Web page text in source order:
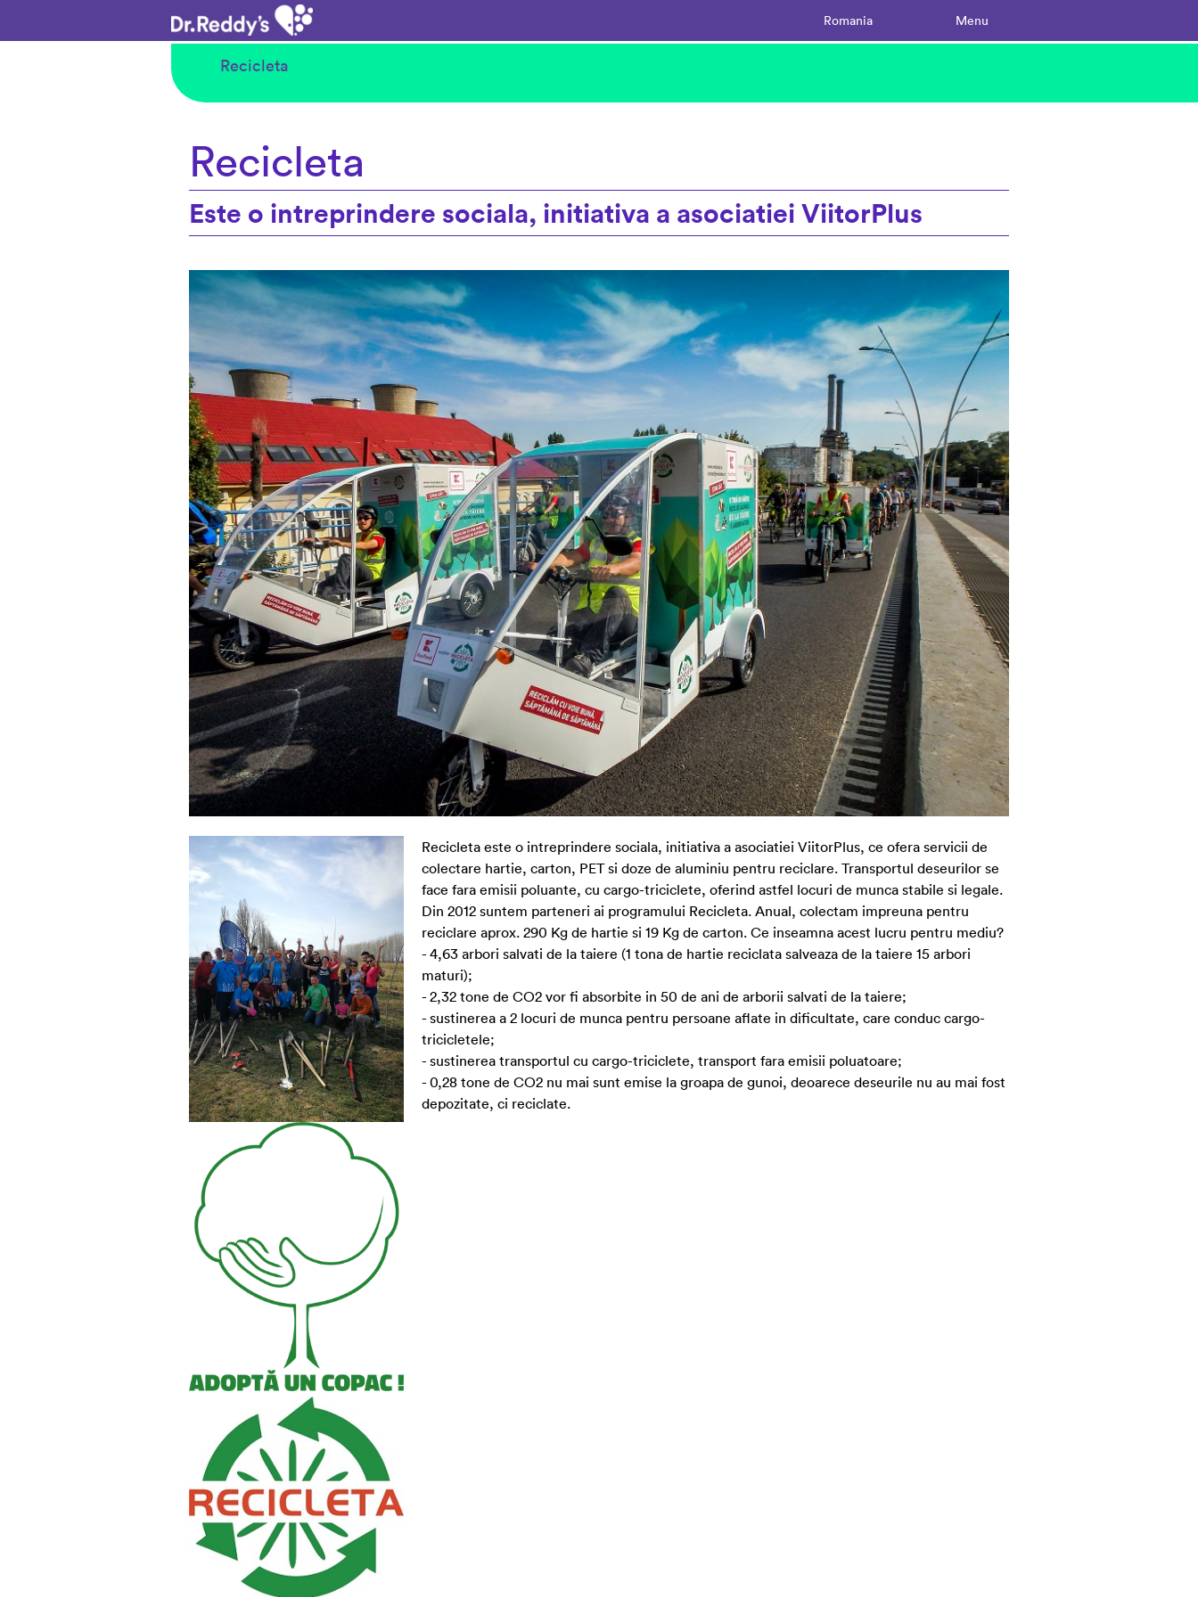
Menu
Romania
Recicleta
Recicleta
Este o intreprindere sociala, initiativa a asociatiei ViitorPlus
Recicleta este o intreprindere sociala, initiativa a asociatiei ViitorPlus, ce ofera servicii de
colectare hartie, carton, PET si doze de aluminiu pentru reciclare. Transportul deseurilor se
face fara emisii poluante, cu cargo-triciclete, oferind astfel locuri de munca stabile si legale.
Din 2012 suntem parteneri ai programului Recicleta. Anual, colectam impreuna pentru
reciclare aprox. 290 Kg de hartie si 19 Kg de carton. Ce inseamna acest lucru pentru mediu?
- 4,63 arbori salvati de la taiere (1 tona de hartie reciclata salveaza de la taiere 15 arbori
maturi);
- 2,32 tone de CO2 vor fi absorbite in 50 de ani de arborii salvati de la taiere;
- sustinerea a 2 locuri de munca pentru persoane aflate in dificultate, care conduc cargo-
tricicletele;
- sustinerea transportul cu cargo-triciclete, transport fara emisii poluatoare;
- 0,28 tone de CO2 nu mai sunt emise la groapa de gunoi, deoarece deseurile nu au mai fost
depozitate, ci reciclate.